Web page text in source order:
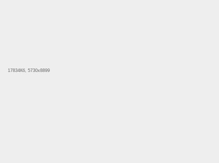
17834Кб, 5730x8899